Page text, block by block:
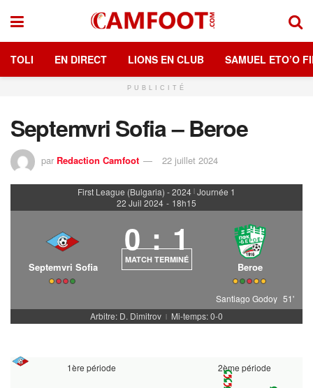
TOLI EN DIRECT LIONS EN CLUB SAMUEL ETO’O
PUBLICITÉ
Septemvri Sofia – Beroe
par Redaction Camfoot 22 juillet 2024
First League (Bulgaria) - 2024 | Journée 1
22 Juil 2024 - 18h15
Septemvri Sofia
0 : 1
MATCH TERMINÉ
Beroe
Santiago Godoy 51'
Arbitre: D. Dimitrov | Mi-temps: 0-0
1ère période 2ème période